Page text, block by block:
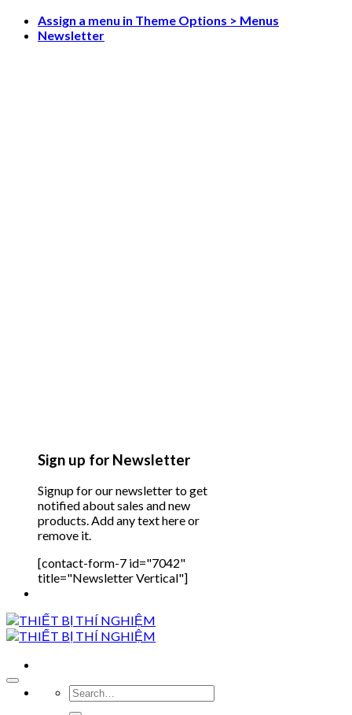
Skip
Assign a menu in Theme Options > Menus
Newsletter
Sign up for Newsletter
Signup for our newsletter to get
notified about sales and new
products. Add any text here or
remove it.
[contact-form-7 id="7042"
title="Newsletter Vertical"]
Search
for: